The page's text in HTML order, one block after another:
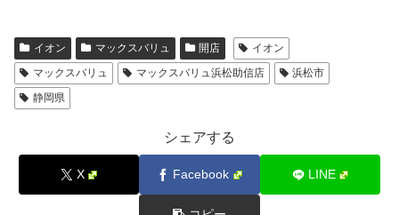
イオン マックスバリュ 開店
イオン
マックスバリュ
マックスバリュ浜松助信店
浜松市
静岡県
シェアする
X Facebook LINE